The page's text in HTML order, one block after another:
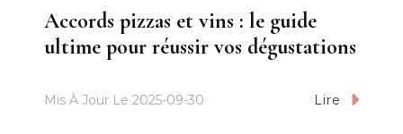
Accords pizzas et vins : le guide
ultime pour réussir vos dégustations
Mis À Jour Le 2025-09-30 Lire